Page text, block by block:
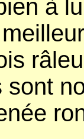
à
sont